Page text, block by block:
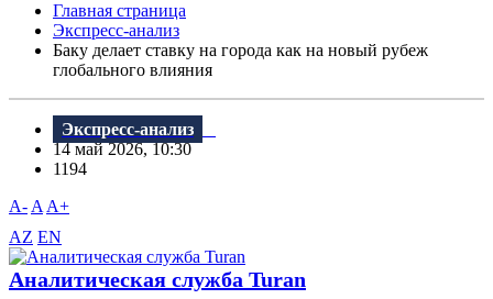
Главная страница
Экспресс-анализ
Баку делает ставку на города как на новый рубеж
глобального влияния
Экспресс-анализ
14 май 2026, 10:30
1194
A- A A+
AZ EN
Аналитическая служба Turan